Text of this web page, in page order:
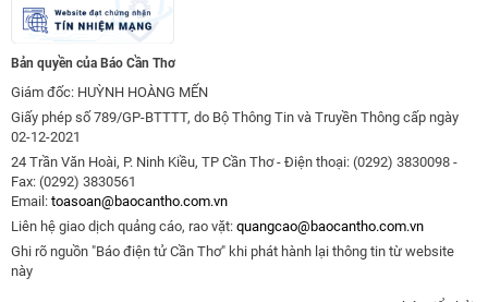
Bản quyền của Báo Cần Thơ
Giám đốc: HUỲNH HOÀNG MẾN
Giấy phép số 789/GP-BTTTT, do Bộ Thông Tin và Truyền Thông cấp ngày
02-12-2021
24 Trần Văn Hoài, P. Ninh Kiều, TP Cần Thơ - Điện thoại: (0292) 3830098 -
Fax: (0292) 3830561
Email: toasoan@baocantho.com.vn
Liên hệ giao dịch quảng cáo, rao vặt: quangcao@baocantho.com.vn
Ghi rõ nguồn "Báo điện tử Cần Thơ" khi phát hành lại thông tin từ website
này